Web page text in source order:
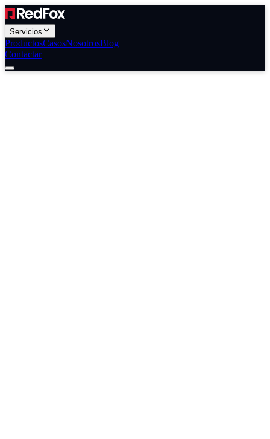
Servicios
ProductosCasosNosotrosBlog
Contactar